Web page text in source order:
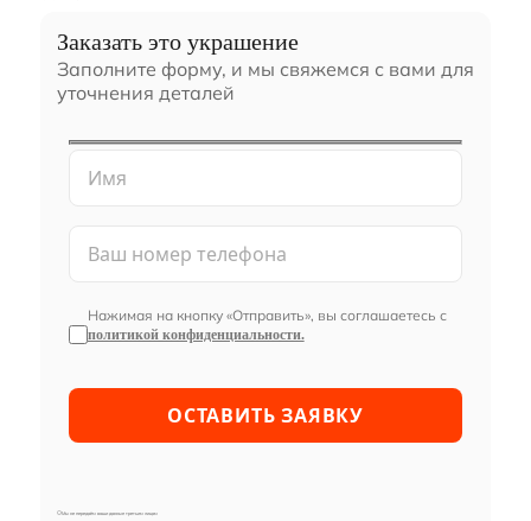
Заказать это украшение
Заполните форму, и мы свяжемся с вами для
уточнения деталей
Нажимая на кнопку «Отправить», вы соглашаетесь с
политикой конфиденциальности.
Мы не передаём ваши данные третьим лицам